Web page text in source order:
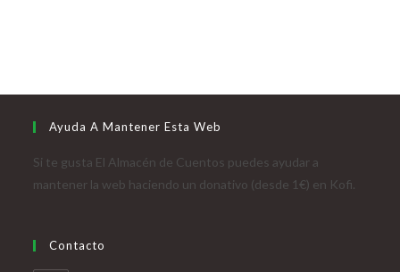
Ayuda A Mantener Esta Web
Si te gusta El Almacén de Cuentos puedes ayudar a
mantener la web haciendo un donativo (desde 1€) en Kofi.
Contacto